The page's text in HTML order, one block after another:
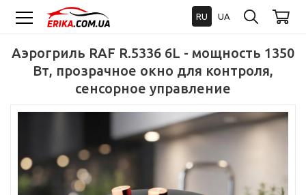
RU UA
Аэрогриль RAF R.5336 6L - мощность 1350
Вт, прозрачное окно для контроля,
сенсорное управление